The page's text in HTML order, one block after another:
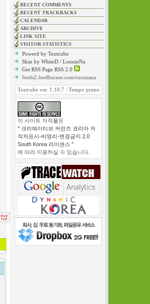
RECENT COMMENTS
RECENT TRACKBACKS
CALENDAR
ARCHIVE
LINK SITE
VISITOR STATISTICS
Powerd by Textcube
Skin by WhiteD / LonnieNa
Get RSS Page RSS 2.0
feeds2.feedburner.com/rurunana
Textcube ver. 1.10.7 : Tempo primo
이 사이트 저작물은
" 크리에이티브 커먼즈 코리아 저
작자표시-비영리-변경금지 2.0
South Korea 라이센스 "
에 따라 이용하실 수 있습니다.